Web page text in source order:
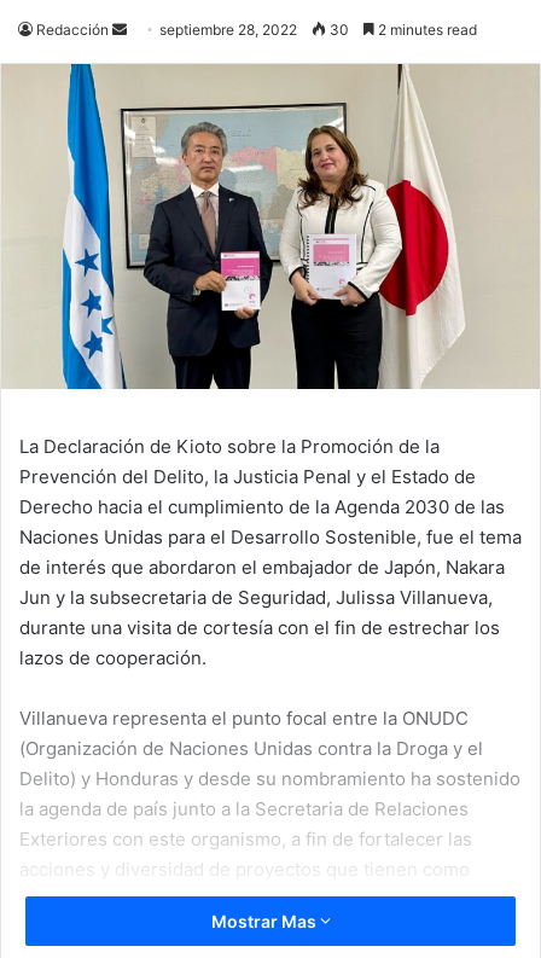
Redacción
Sendseptiembre 28, 2022 30 2 minutes read
La Declaración de Kioto sobre la Promoción de la
Prevención del Delito, la Justicia Penal y el Estado de
Derecho hacia el cumplimiento de la Agenda 2030 de las
Naciones Unidas para el Desarrollo Sostenible, fue el tema
de interés que abordaron el embajador de Japón, Nakara
Jun y la subsecretaria de Seguridad, Julissa Villanueva,
durante una visita de cortesía con el fin de estrechar los
lazos de cooperación.
Villanueva representa el punto focal entre la ONUDC
(Organización de Naciones Unidas contra la Droga y el
Delito) y Honduras y desde su nombramiento ha sostenido
la agenda de país junto a la Secretaria de Relaciones
Exteriores con este organismo, a fin de fortalecer las
acciones y diversidad de proyectos que tienen como
objetivo primordial la prevención del delito, promoción y
respeto a los derechos humanos, lucha contra la
Mostrar Mas